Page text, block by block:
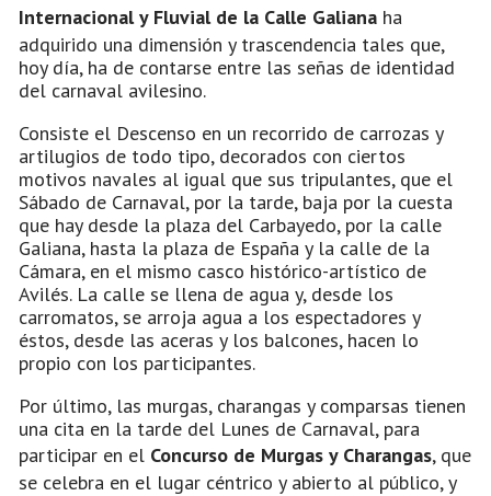
Internacional y Fluvial de la Calle Galiana ha
adquirido una dimensión y trascendencia tales que,
hoy día, ha de contarse entre las señas de identidad
del carnaval avilesino.
Consiste el Descenso en un recorrido de carrozas y
artilugios de todo tipo, decorados con ciertos
motivos navales al igual que sus tripulantes, que el
Sábado de Carnaval, por la tarde, baja por la cuesta
que hay desde la plaza del Carbayedo, por la calle
Galiana, hasta la plaza de España y la calle de la
Cámara, en el mismo casco histórico-artístico de
Avilés. La calle se llena de agua y, desde los
carromatos, se arroja agua a los espectadores y
éstos, desde las aceras y los balcones, hacen lo
propio con los participantes.
Por último, las murgas, charangas y comparsas tienen
una cita en la tarde del Lunes de Carnaval, para
participar en el Concurso de Murgas y Charangas, que
se celebra en el lugar céntrico y abierto al público, y